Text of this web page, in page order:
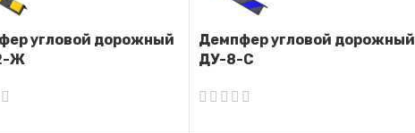
угловой дорожный
Ж
Демпфер угловой дорожный
ДУ-8-С